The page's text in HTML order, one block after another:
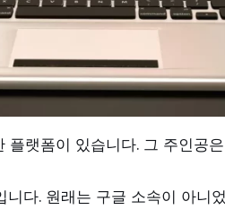
플랫폼이 있습니다. 그 주인공
다. 원래는 구글 소속이 아니